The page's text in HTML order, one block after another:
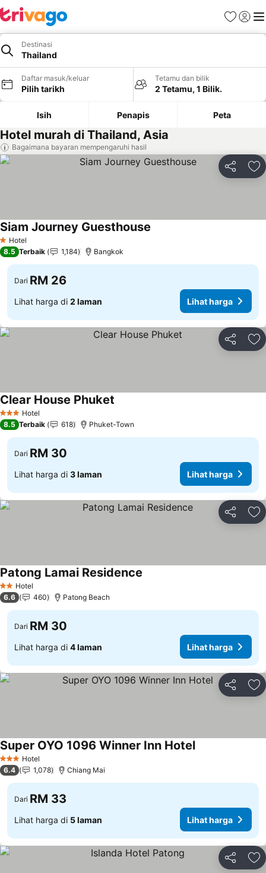
Kegemaran
Daftar
Destinasi
Thailand
Daftar masuk/keluar
Pilih tarikh
Tetamu dan bilik
2 Tetamu, 1 Bilik.
Isih Penapis Peta
Hotel murah di Thailand, Asia
Bagaimana bayaran mempengaruhi hasil
Kongsi
1 Bintang
Hotel
Siam Journey Guesthouse
8.5 Terbaik 1,184 Bangkok
Dari RM 26
Lihat harga di 2 laman Lihat harga
Kongsi
3 BintangHotel
Clear House Phuket
8.5 Terbaik 618 Phuket-Town
Dari RM 30
Lihat harga di 3 laman Lihat harga
Kongsi
2 Bintang
Hotel
Patong Lamai Residence
6.6 460 Patong Beach
Dari RM 30
Lihat harga di 4 laman Lihat harga
Kongsi
3 BintangHotel
Super OYO 1096 Winner Inn HotelLihat harga
6.4 1,078 Chiang Mai
Dari RM 33
Lihat harga di 5 laman Lihat harga
Kongsi